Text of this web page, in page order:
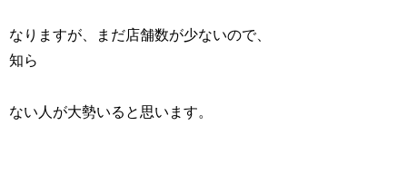
なりますが、まだ店舗数が少ないので、
知ら
ない人が大勢いると思います。